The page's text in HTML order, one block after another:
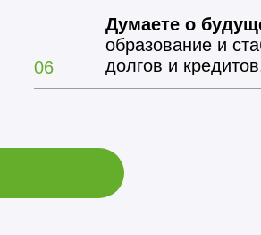
06
Думаете о
образование и
долгов и